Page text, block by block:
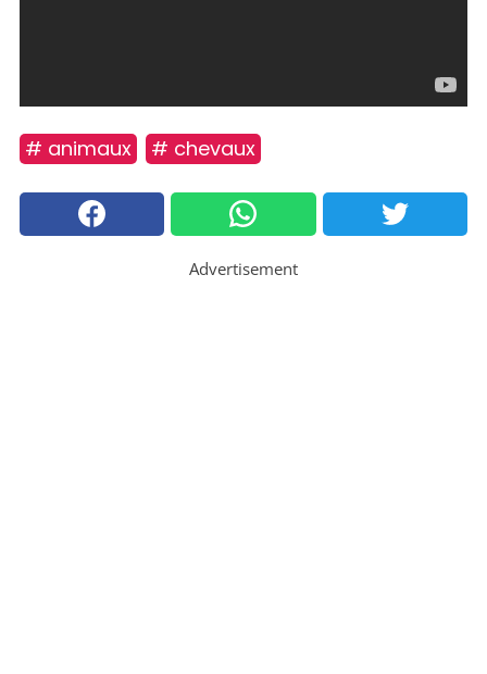
# animaux # chevaux
Advertisement